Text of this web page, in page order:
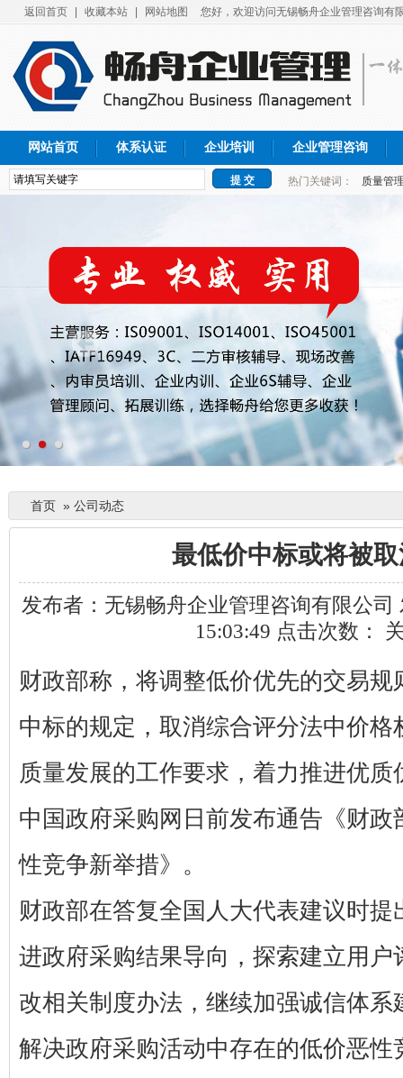
返回首页 收藏本站 网站地图 您好，欢迎访问无锡畅舟企业管理咨询有
网站首页 体系认证 企业培训 企业管理咨询
热门关键词： 质量管
首页 » 公司动态
最低价中标或将被
发布者：无锡畅舟企业管理咨询有限公司
15:03:49 点击次数：
财政部称，将调整低价优先的交易规
中标的规定，取消综合评分法中价格
质量发展的工作要求，着力推进优质
中国政府采购网日前发布通告《财政
性竞争新举措》。
财政部在答复全国人大代表建议时提
进政府采购结果导向，探索建立用户
改相关制度办法，继续加强诚信体系
解决政府采购活动中存在的低价恶性